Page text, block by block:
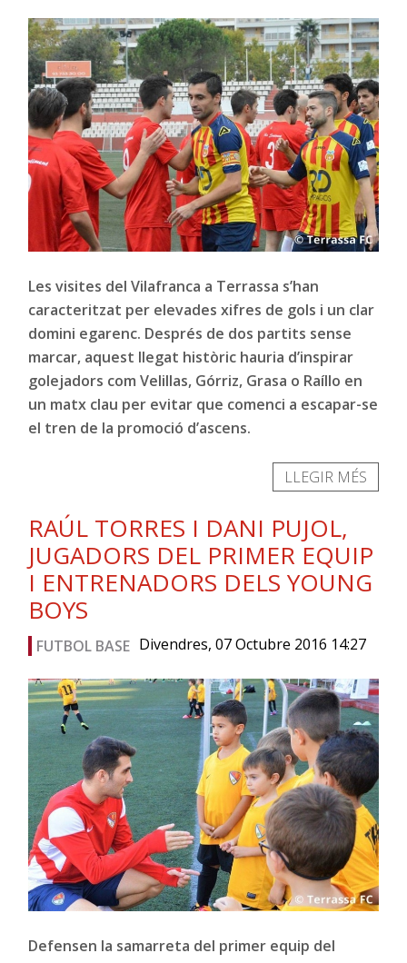
Les visites del Vilafranca a Terrassa s’han
caracteritzat per elevades xifres de gols i un clar
domini egarenc. Després de dos partits sense
marcar, aquest llegat històric hauria d’inspirar
golejadors com Velillas, Górriz, Grasa o Raíllo en
un matx clau per evitar que comenci a escapar-se
el tren de la promoció d’ascens.
LLEGIR MÉS
RAÚL TORRES I DANI PUJOL,
JUGADORS DEL PRIMER EQUIP
I ENTRENADORS DELS YOUNG
BOYS
FUTBOL BASE Divendres, 07 Octubre 2016 14:27
Defensen la samarreta del primer equip del